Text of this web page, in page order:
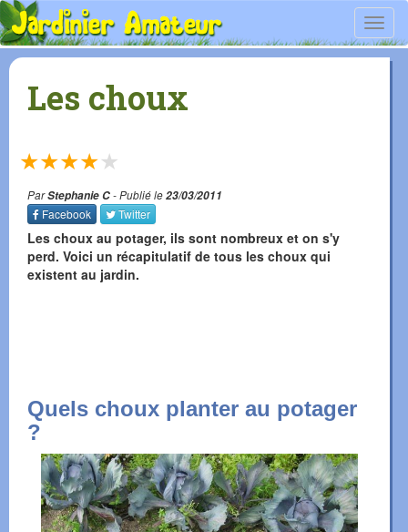
Les choux
★
★
★
★
★
ParStephanie C- Publié le23/03/2011
Facebook
Twitter
Les choux au potager, ils sont nombreux et on s'y
perd. Voici un récapitulatif de tous les choux qui
existent au jardin.
Quels choux planter au potager
?